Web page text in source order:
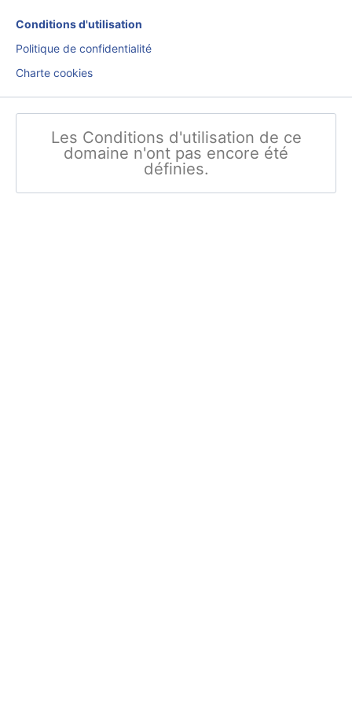
Conditions d'utilisation
Politique de confidentialité
Charte cookies
Les Conditions d'utilisation de ce
domaine n'ont pas encore été
définies.